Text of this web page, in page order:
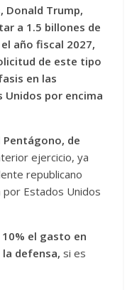
Donald Trump,
a 1.5 billones de
año fiscal 2027,
de este tipo
en las
Unidos por encima
de
ejercicio, ya
republicano
por Estados Unidos
el gasto en
defensa, si es